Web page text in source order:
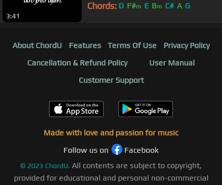
3:41
Chords: D F#m E Bm C# A G
About ChordU Features Terms Of Use
Privacy Policy
Cancellation & Refund Policy
User Manual
Customer Support
Made with love and passion for music
Follow us on
Facebook
© 2023 ChordU. All contents are subject to copyright,
provided for educational and personal non-commercial